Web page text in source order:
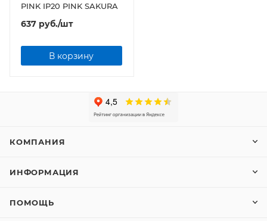
PINK IP20 PINK SAKURA
637 руб./шт
В корзину
КОМПАНИЯ
ИНФОРМАЦИЯ
ПОМОЩЬ